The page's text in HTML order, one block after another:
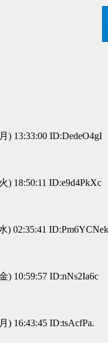
) 13:33:00 ID:DedeO4gI
) 18:50:11 ID:e9d4PkXc
) 02:35:41 ID:Pm6YCNek
) 10:59:57 ID:nNs2Ia6c
) 16:43:45 ID:tsAcfPa.